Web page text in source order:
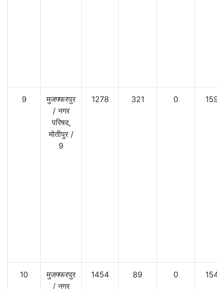
9
मुजफ्फरपुर
/नगर
परिषद,
मोतीपुर /
9
1278 321 0
10
मुजफ्फरपुर
/नगर
1454 89 0